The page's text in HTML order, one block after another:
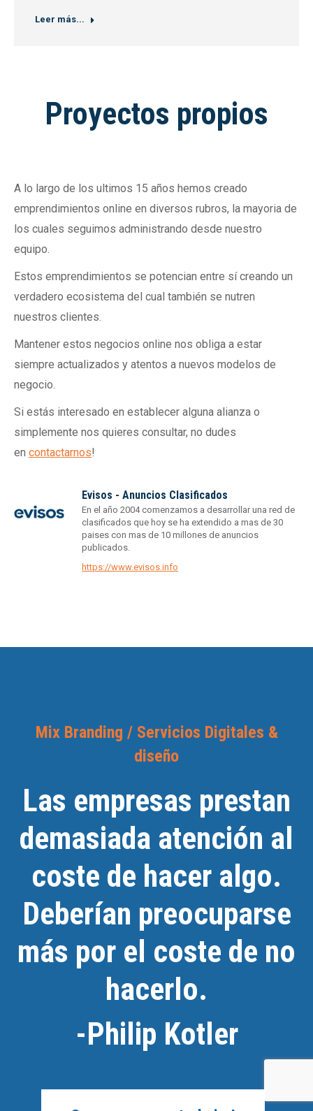
Leer más...
Proyectos propios
A lo largo de los ultimos 15 años hemos creado
emprendimientos online en diversos rubros, la mayoria de
los cuales seguimos administrando desde nuestro
equipo.
Estos emprendimientos se potencian entre sí creando un
verdadero ecosistema del cual también se nutren
nuestros clientes.
Mantener estos negocios online nos obliga a estar
siempre actualizados y atentos a nuevos modelos de
negocio.
Si estás interesado en establecer alguna alianza o
simplemente nos quieres consultar, no dudes
en contactarnos!
Evisos - Anuncios Clasificados
En el año 2004 comenzamos a desarrollar una red de
clasificados que hoy se ha extendido a mas de 30
paises con mas de 10 millones de anuncios
publicados.
https://www.evisos.info
Mix Branding / Servicios Digitales &
diseño
Las empresas prestan
demasiada atención al
coste de hacer algo.
Deberían preocuparse
más por el coste de no
hacerlo.
-Philip Kotler